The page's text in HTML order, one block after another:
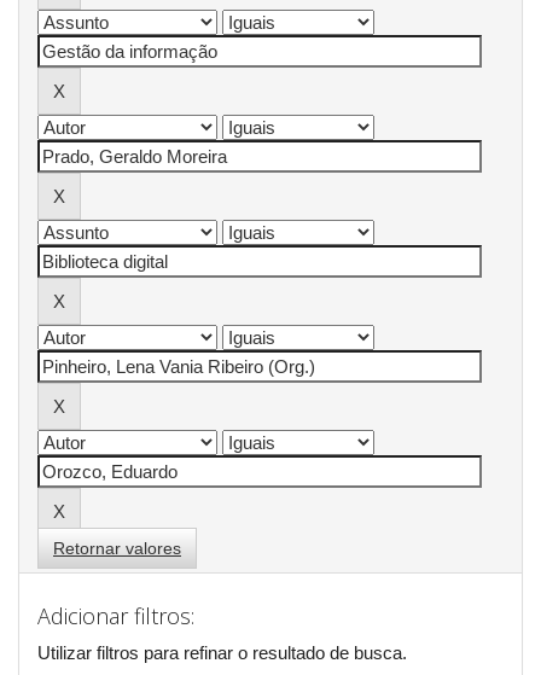
Retornar valores
Adicionar filtros:
Utilizar filtros para refinar o resultado de busca.